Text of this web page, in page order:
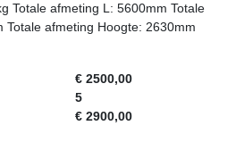
Totale afmeting L: 5600mm Totale
Totale afmeting Hoogte: 2630mm
€ 2500,00
5
€ 2900,00